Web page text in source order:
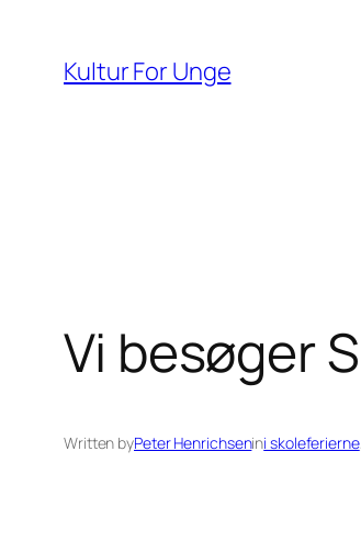
indhold
Kultur For Unge
Vi besøger
Written byPeter Henrichsenini skoleferierne,